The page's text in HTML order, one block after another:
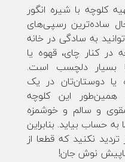
کلوچه با شیره انگور
ساده‌ترین رسپی‌های
به سادگی در خانه
کنار چای، قهوه یا
بسیار دلچسب است.
یا دوستان‌تان در یک
این کلوچه
و سالم و خوشمزه
حساب بیاید. بنابراین
نکنید که قطعا از
نوش جان!